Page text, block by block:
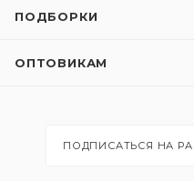
ПОДБОРКИ
ОПТОВИКАМ
ПОДПИСАТЬСЯ НА